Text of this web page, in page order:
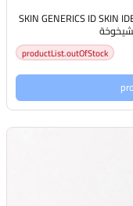
SKIN GENERICS ID SKIN IDENTITY Concentrated anti-
productList.outOfStock